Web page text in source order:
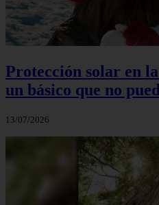
Protección solar en
un básico que no
13/07/2026